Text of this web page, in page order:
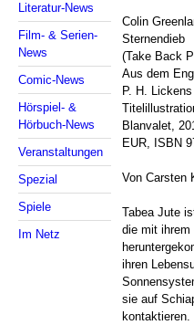
Literatur-News
Film- & Serien-
News
Comic-News
Hörspiel- &
Hörbuch-News
Veranstaltungen
Spezial
Spiele
Im Netz
Colin
Sternendieb
(Take Back
Aus dem
P. H. Lickens
Blanvalet,
EUR, ISBN
Von Carsten
Tabea Jute
die mit ihrem
ihren
sie auf